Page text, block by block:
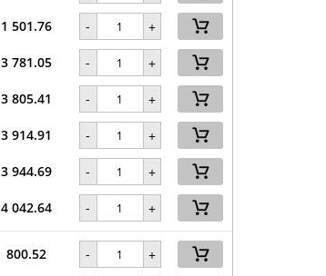
1 501.76 - +
3 781.05 - +
3 805.41 - +
3 914.91 - +
3 944.69 - +
4 042.64 - +
800.52 - +